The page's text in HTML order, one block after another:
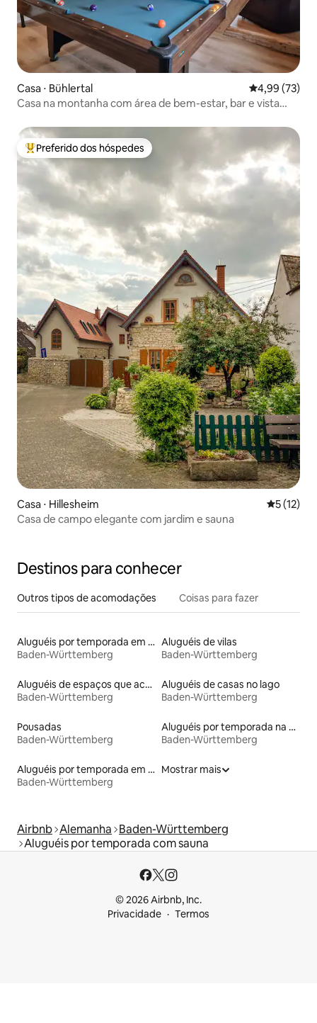
Casa ⋅ Bühlertal 4,99 de uma
4,99 (73)
Casa na montanha com área de bem-estar, bar e vista
Entre os melhores preferidos dos hóspedes
Preferido dos hóspedes
Casa ⋅ Hillesheim 5 de uma
5 (12)
Casa de campo elegante com jardim e sauna
Destinos para conhecer
Outros tipos de acomodações Coisas para fazer
Aluguéis por temporada em albergue
Baden-Württemberg
Aluguéis de vilas
Baden-Württemberg
Aluguéis de espaços que aceitam animais de estimação
Baden-Württemberg
Aluguéis de casas no lago
Baden-Württemberg
Pousadas
Baden-Württemberg
Aluguéis por temporada na orla
Baden-Württemberg
Aluguéis por temporada em hotéis-fazenda
Baden-Württemberg
Mostrar mais
Airbnb Alemanha Baden-Württemberg
Aluguéis por temporada com sauna
© 2026 Airbnb, Inc.
Privacidade
Termos